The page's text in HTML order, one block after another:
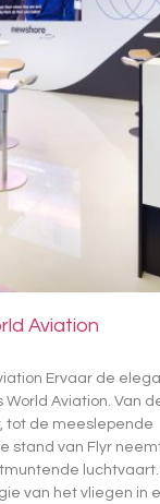
Aviation
Ervaar de
World Aviation. Van
tot de meeslepende
stand van Flyr
van het vliegen in